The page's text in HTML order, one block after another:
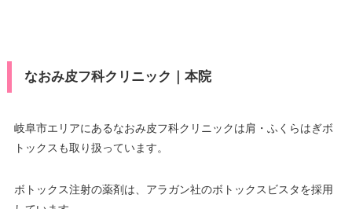
なおみ皮フ科クリニック｜本院
岐阜市エリアにあるなおみ皮フ科クリニックは肩・ふくらはぎボ
トックスも取り扱っています。
ボトックス注射の薬剤は、アラガン社のボトックスビスタを採用